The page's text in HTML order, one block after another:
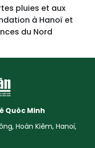
pluies et aux
à Hanoï et
du Nord
Quôc Minh
Hoàn Kiêm, Hanoï,